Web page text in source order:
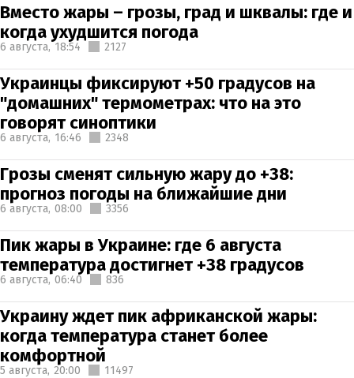
Вместо жары – грозы, град и шквалы: где и
когда ухудшится погода
6 августа, 18:54 2127
Украинцы фиксируют +50 градусов на
"домашних" термометрах: что на это
говорят синоптики
6 августа, 16:46 2348
Грозы сменят сильную жару до +38:
прогноз погоды на ближайшие дни
6 августа, 08:00 3356
Пик жары в Украине: где 6 августа
температура достигнет +38 градусов
6 августа, 06:40 836
Украину ждет пик африканской жары:
когда температура станет более
комфортной
5 августа, 20:00 11497